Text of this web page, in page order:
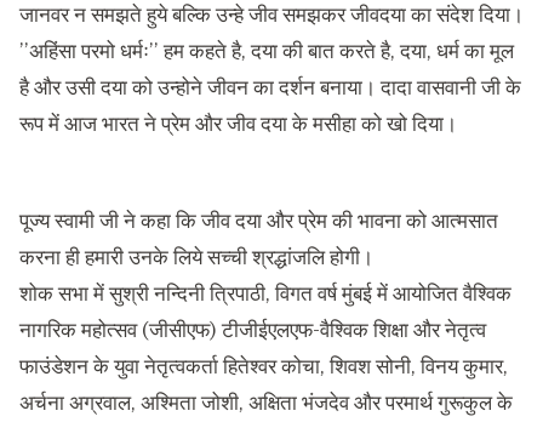
जानवर न समझते हुये बल्कि उन्हे जीव समझकर जीवदया का संदेश दिया।
’’अहिंसा परमो धर्मः’’ हम कहते है, दया की बात करते है, दया, धर्म का मूल
है और उसी दया को उन्होने जीवन का दर्शन बनाया। दादा वासवानी जी के
रूप में आज भारत ने प्रेम और जीव दया के मसीहा को खो दिया।
पूज्य स्वामी जी ने कहा कि जीव दया और प्रेम की भावना को आत्मसात
करना ही हमारी उनके लिये सच्ची श्रद्धांजलि होगी।
शोक सभा में सुश्री नन्दिनी त्रिपाठी, विगत वर्ष मुंबई में आयोजित वैश्विक
नागरिक महोत्सव (जीसीएफ) टीजीईएलएफ-वैश्विक शिक्षा और नेतृत्व
फाउंडेशन के युवा नेतृत्वकर्ता हितेश्वर कोचा, शिवश सोनी, विनय कुमार,
अर्चना अग्रवाल, अश्मिता जोशी, अक्षिता भंजदेव और परमार्थ गुरूकुल के